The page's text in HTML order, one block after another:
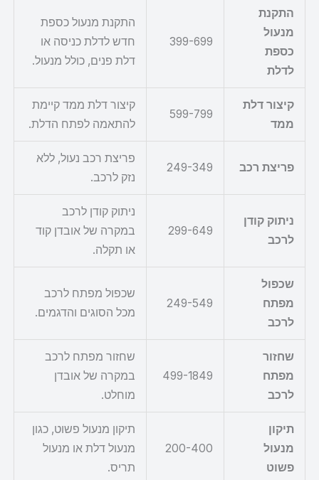
התקנת
מנעול
כספת
לדלת
399-699
התקנת מנעול כספת
חדש לדלת כניסה או
דלת פנים, כולל מנעול.
קיצור דלת
ממד
599-799
קיצור דלת ממד קיימת
להתאמה לפתח הדלת.
פריצת רכב 249-349
פריצת רכב נעול, ללא
נזק לרכב.
ניתוק קודן
לרכב
299-649
ניתוק קודן לרכב
במקרה של אובדן קוד
או תקלה.
שכפול
מפתח
לרכב
249-549
שכפול מפתח לרכב
מכל הסוגים והדגמים.
שחזור
מפתח
לרכב
499-1849
שחזור מפתח לרכב
במקרה של אובדן
מוחלט.
תיקון
מנעול
פשוט
200-400
תיקון מנעול פשוט, כגון
מנעול דלת או מנעול
תריס.